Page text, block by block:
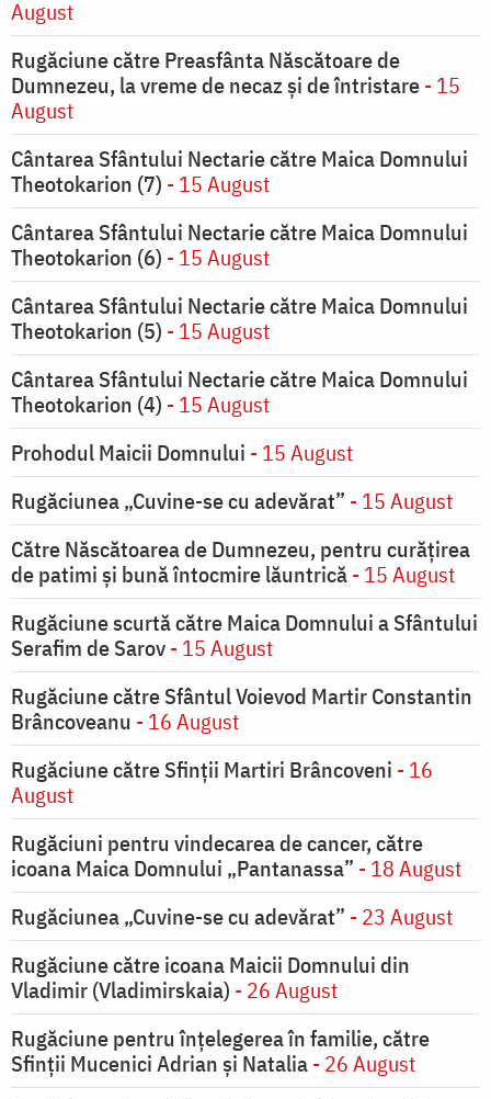
August
Rugăciune către Preasfânta Născătoare de
Dumnezeu, la vreme de necaz şi de întristare- 15
August
Cântarea Sfântului Nectarie către Maica Domnului
Theotokarion (7) - 15 August
Cântarea Sfântului Nectarie către Maica Domnului
Theotokarion (6) - 15 August
Cântarea Sfântului Nectarie către Maica Domnului
Theotokarion (5) - 15 August
Cântarea Sfântului Nectarie către Maica Domnului
Theotokarion (4) - 15 August
Prohodul Maicii Domnului - 15 August
Rugăciunea „Cuvine-se cu adevărat” - 15 August
Către Născătoarea de Dumnezeu, pentru curățirea
de patimi și bună întocmire lăuntrică- 15 August
Rugăciune scurtă către Maica Domnului a Sfântului
Serafim de Sarov- 15 August
Rugăciune către Sfântul Voievod Martir Constantin
Brâncoveanu - 16 August
Rugăciune către Sfinții Martiri Brâncoveni - 16
August
Rugăciuni pentru vindecarea de cancer, către
icoana Maica Domnului „Pantanassa” - 18 August
Rugăciunea „Cuvine-se cu adevărat” - 23 August
Rugăciune către icoana Maicii Domnului din
Vladimir (Vladimirskaia) - 26 August
Rugăciune pentru înţelegerea în familie, către
Sfinţii Mucenici Adrian şi Natalia- 26 August